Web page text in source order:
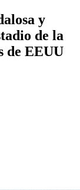
y
de la
de EEUU